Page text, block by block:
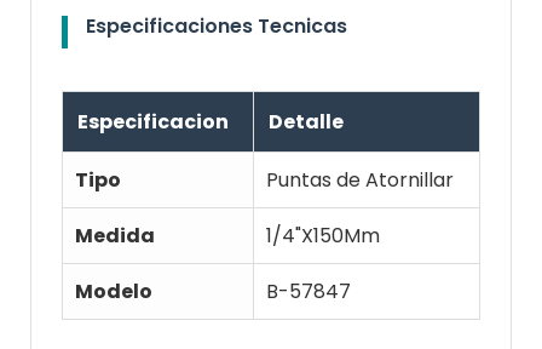
Especificaciones Tecnicas
Especificacion Detalle
Tipo
Puntas de Atornillar
Medida
1/4"X150Mm
Modelo
B-57847